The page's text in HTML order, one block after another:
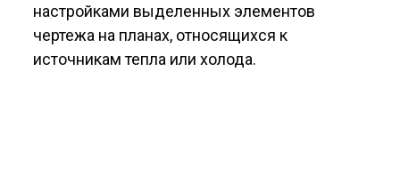
настройками выделенных элементов
чертежа на планах, относящихся к
источникам тепла или холода.